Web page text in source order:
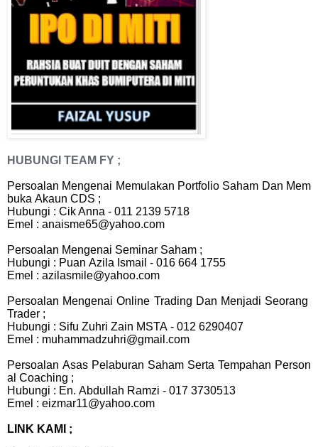
HUBUNGI TEAM FY ;
Persoalan Mengenai Memulakan Portfolio Saham Dan Mem
buka Akaun CDS ;
Hubungi : Cik Anna - 011 2139 5718
Emel : anaisme65@yahoo.com
Persoalan Mengenai Seminar Saham ;
Hubungi : Puan Azila Ismail - 016 664 1755
Emel : azilasmile@yahoo.com
Persoalan Mengenai Online Trading Dan Menjadi Seorang
Trader ;
Hubungi : Sifu Zuhri Zain MSTA - 012 6290407
Emel : muhammadzuhri@gmail.com
Persoalan Asas Pelaburan Saham Serta Tempahan Person
al Coaching ;
Hubungi : En. Abdullah Ramzi - 017 3730513
Emel : eizmar11@yahoo.com
LINK KAMI ;